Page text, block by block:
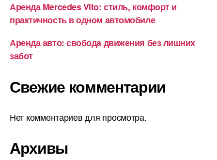
Аренда Mercedes Vito: стиль, комфорт и
практичность в одном автомобиле
Аренда авто: свобода движения без лишних
забот
Свежие комментарии
Нет комментариев для просмотра.
Архивы